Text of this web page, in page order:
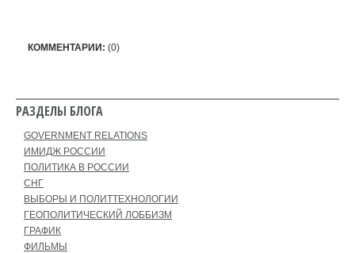
КОММЕНТАРИИ: (0)
РАЗДЕЛЫ БЛОГА
GOVERNMENT RELATIONS
ИМИДЖ РОССИИ
ПОЛИТИКА В РОССИИ
СНГ
ВЫБОРЫ И ПОЛИТТЕХНОЛОГИИ
ГЕОПОЛИТИЧЕСКИЙ ЛОББИЗМ
ГРАФИК
ФИЛЬМЫ